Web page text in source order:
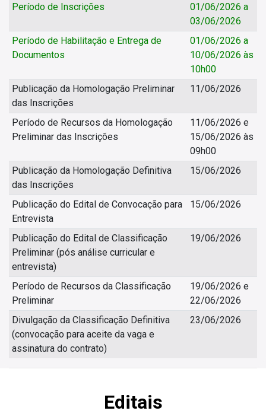
Período de Inscrições
01/06/2026 a
03/06/2026
Período de Habilitação e Entrega de
Documentos
01/06/2026 a
10/06/2026 às
10h00
Publicação da Homologação Preliminar
das Inscrições
11/06/2026
Período de Recursos da Homologação
Preliminar das Inscrições
11/06/2026 e
15/06/2026 às
09h00
Publicação da Homologação Definitiva
das Inscrições
15/06/2026
Publicação do Edital de Convocação para
Entrevista
15/06/2026
Publicação do Edital de Classificação
Preliminar (pós análise curricular e
entrevista)
19/06/2026
Período de Recursos da Classificação
Preliminar
19/06/2026 e
22/06/2026
Divulgação da Classificação Definitiva
(convocação para aceite da vaga e
assinatura do contrato)
23/06/2026
Editais